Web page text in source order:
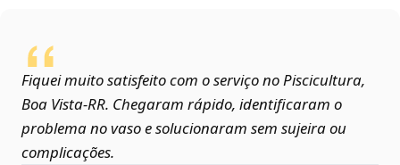
Fiquei muito satisfeito com o serviço no Piscicultura,
Boa Vista‑RR. Chegaram rápido, identificaram o
problema no vaso e solucionaram sem sujeira ou
complicações.